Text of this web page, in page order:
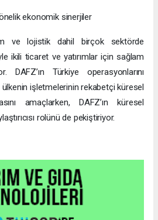
ekonomik sinerjiler
ve lojistik dahil birçok sektörde
ikili ticaret ve yatırımlar için sağlam
DAFZ’ın Türkiye operasyonlarını
ülkenin işletmelerinin rekabetçi küresel
amaçlarken, DAFZ’ın küresel
rolünü de pekiştiriyor.